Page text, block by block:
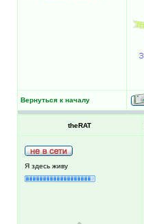
Вернуться к началу
theRAT
Я здесь живу